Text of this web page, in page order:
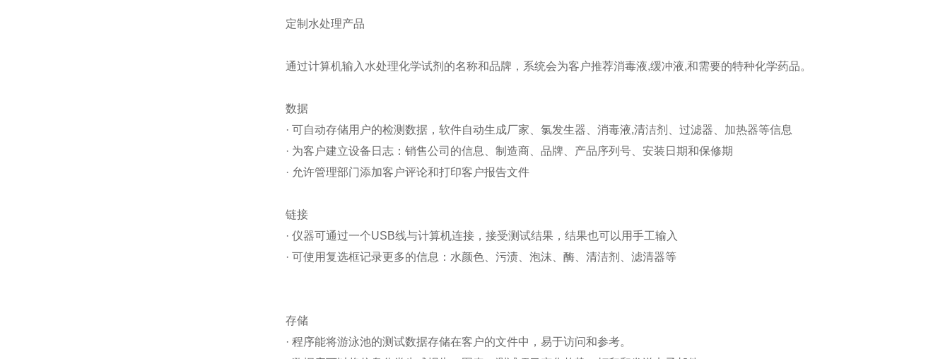
定制水处理产品
通过计算机输入水处理化学试剂的名称和品牌，系统会为客户推荐消毒液,缓冲液,和需要的特种化学药品。
数据
· 可自动存储用户的检测数据，软件自动生成厂家、氯发生器、消毒液,清洁剂、过滤器、加热器等信息
· 为客户建立设备日志：销售公司的信息、制造商、品牌、产品序列号、安装日期和保修期
· 允许管理部门添加客户评论和打印客户报告文件
链接
· 仪器可通过一个USB线与计算机连接，接受测试结果，结果也可以用手工输入
· 可使用复选框记录更多的信息：水颜色、污渍、泡沫、酶、清洁剂、滤清器等
存储
· 程序能将游泳池的测试数据存储在客户的文件中，易于访问和参考。